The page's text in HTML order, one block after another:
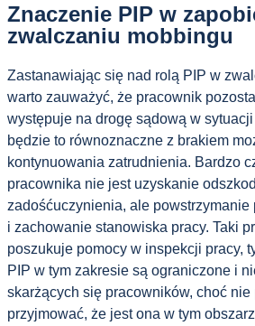
Znaczenie PIP w
zwalczaniu mobbingu
Zastanawiając się nad rolą PIP w
warto zauważyć, że pracownik
występuje na drogę sądową w sytuacji
będzie to równoznaczne z brakiem
kontynuowania zatrudnienia. Bardzo
pracownika nie jest uzyskanie
zadośćuczynienia, ale powstrzymanie
i zachowanie stanowiska pracy. Taki
poszukuje pomocy w inspekcji pracy,
PIP w tym zakresie są ograniczone i
skarżących się pracowników, choć
przyjmować, że jest ona w tym